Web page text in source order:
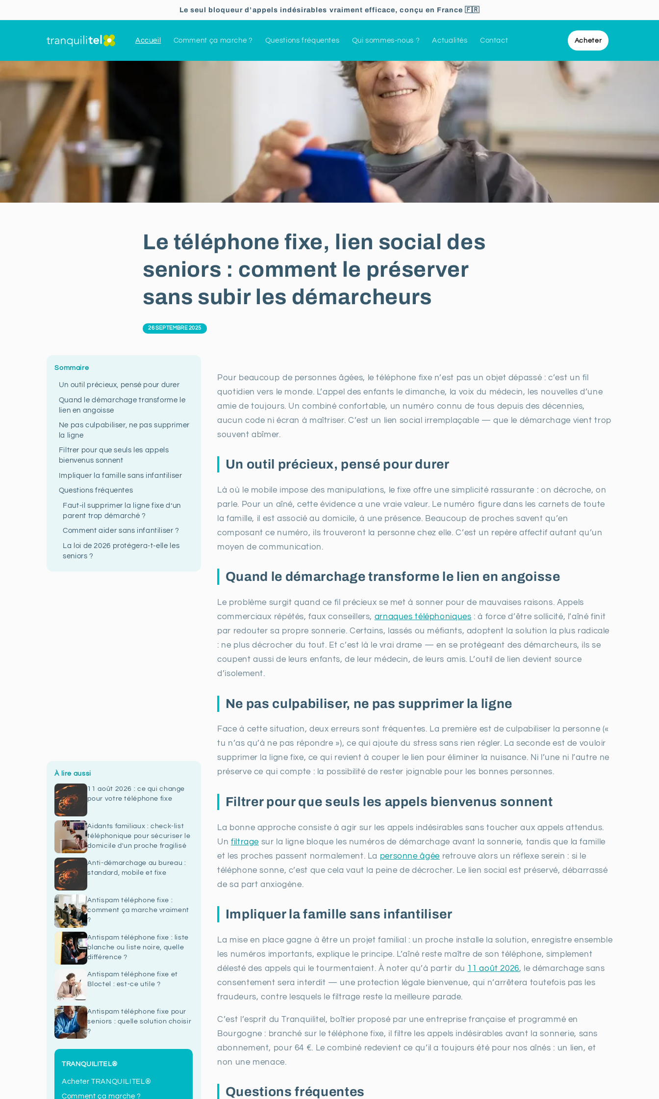
Le seul bloqueur d’appels indésirables vraiment efficace, conçu en France 🇫🇷
Accueil Comment ça marche ? Questions fréquentes Qui sommes-nous ? Actualités Contact Acheter
Le téléphone fixe, lien social des
seniors : comment le préserver
sans subir les démarcheurs
26 SEPTEMBRE 2025
Sommaire
Un outil précieux, pensé pour durer
Quand le démarchage transforme le
lien en angoisse
Ne pas culpabiliser, ne pas supprimer
la ligne
Filtrer pour que seuls les appels
bienvenus sonnent
Impliquer la famille sans infantiliser
Questions fréquentes
Faut-il supprimer la ligne fixe d’un
parent trop démarché ?
Comment aider sans infantiliser ?
La loi de 2026 protégera-t-elle les
seniors ?
Pour beaucoup de personnes âgées, le téléphone fixe n’est pas un objet dépassé : c’est un fil
quotidien vers le monde. L’appel des enfants le dimanche, la voix du médecin, les nouvelles d’une
amie de toujours. Un combiné confortable, un numéro connu de tous depuis des décennies,
aucun code ni écran à maîtriser. C’est un lien social irremplaçable — que le démarchage vient trop
souvent abîmer.
Un outil précieux, pensé pour durer
Là où le mobile impose des manipulations, le fixe offre une simplicité rassurante : on décroche, on
parle. Pour un aîné, cette évidence a une vraie valeur. Le numéro figure dans les carnets de toute
la famille, il est associé au domicile, à une présence. Beaucoup de proches savent qu’en
composant ce numéro, ils trouveront la personne chez elle. C’est un repère affectif autant qu’un
moyen de communication.
Quand le démarchage transforme le lien en angoisse
Le problème surgit quand ce fil précieux se met à sonner pour de mauvaises raisons. Appels
commerciaux répétés, faux conseillers, arnaques téléphoniques : à force d’être sollicité, l’aîné finit
par redouter sa propre sonnerie. Certains, lassés ou méfiants, adoptent la solution la plus radicale
: ne plus décrocher du tout. Et c’est là le vrai drame — en se protégeant des démarcheurs, ils se
coupent aussi de leurs enfants, de leur médecin, de leurs amis. L’outil de lien devient source
d’isolement.
Ne pas culpabiliser, ne pas supprimer la ligne
Face à cette situation, deux erreurs sont fréquentes. La première est de culpabiliser la personne («
tu n’as qu’à ne pas répondre »), ce qui ajoute du stress sans rien régler. La seconde est de vouloir
supprimer la ligne fixe, ce qui revient à couper le lien pour éliminer la nuisance. Ni l’une ni l’autre ne
préserve ce qui compte : la possibilité de rester joignable pour les bonnes personnes.
Filtrer pour que seuls les appels bienvenus sonnent
La bonne approche consiste à agir sur les appels indésirables sans toucher aux appels attendus.
Un filtrage sur la ligne bloque les numéros de démarchage avant la sonnerie, tandis que la famille
et les proches passent normalement. La personne âgée retrouve alors un réflexe serein : si le
téléphone sonne, c’est que cela vaut la peine de décrocher. Le lien social est préservé, débarrassé
de sa part anxiogène.
Impliquer la famille sans infantiliser
La mise en place gagne à être un projet familial : un proche installe la solution, enregistre ensemble
les numéros importants, explique le principe. L’aîné reste maître de son téléphone, simplement
délesté des appels qui le tourmentaient. À noter qu’à partir du 11 août 2026, le démarchage sans
consentement sera interdit — une protection légale bienvenue, qui n’arrêtera toutefois pas les
fraudeurs, contre lesquels le filtrage reste la meilleure parade.
C’est l’esprit du Tranquilitel, boîtier proposé par une entreprise française et programmé en
Bourgogne : branché sur le téléphone fixe, il filtre les appels indésirables avant la sonnerie, sans
abonnement, pour 64 €. Le combiné redevient ce qu’il a toujours été pour nos aînés : un lien, et
non une menace.
Questions fréquentes
À lire aussi
11 août 2026 : ce qui change
pour votre téléphone fixe
Aidants familiaux : check-list
téléphonique pour sécuriser le
domicile d'un proche fragilisé
Anti-démarchage au bureau :
standard, mobile et fixe
Antispam téléphone fixe :
comment ça marche vraiment
?
Antispam téléphone fixe : liste
blanche ou liste noire, quelle
différence ?
Antispam téléphone fixe et
Bloctel : est-ce utile ?
Antispam téléphone fixe pour
seniors : quelle solution choisir
?
TRANQUILITEL®
Acheter TRANQUILITEL®
Comment ça marche ?